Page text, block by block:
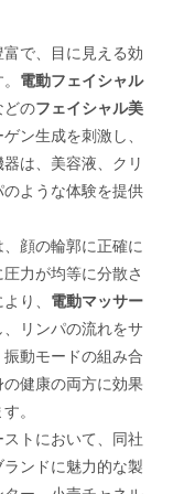
で、目に見える効
電動フェイシャル
どのフェイシャル美
ン生成を刺激し、
は、美容液、クリ
ような体験を提供
、顔の輪郭に正確に
力が均等に分散さ
り、 電動マッサー
リンパの流れをサ
動モードの組み合
健康の両方に効果
。
トにおいて、同社
ンドに魅力的な製